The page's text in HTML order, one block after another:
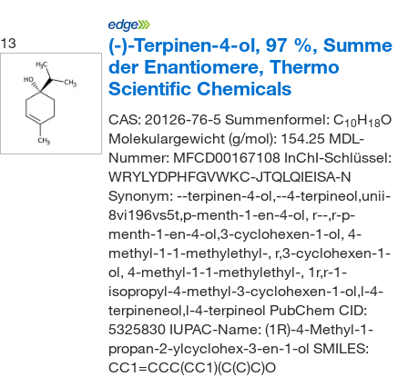
13
(-)-Terpinen-4-ol, 97 %, Summe
der Enantiomere, Thermo
Scientific Chemicals
CAS: 20126-76-5 Summenformel: C10H18O
Molekulargewicht (g/mol): 154.25 MDL-
Nummer: MFCD00167108 InChI-Schlüssel:
WRYLYDPHFGVWKC-JTQLQIEISA-N
Synonym: --terpinen-4-ol,--4-terpineol,unii-
8vi196vs5t,p-menth-1-en-4-ol, r--,r-p-
menth-1-en-4-ol,3-cyclohexen-1-ol, 4-
methyl-1-1-methylethyl-, r,3-cyclohexen-1-
ol, 4-methyl-1-1-methylethyl-, 1r,r-1-
isopropyl-4-methyl-3-cyclohexen-1-ol,l-4-
terpineneol,l-4-terpineol PubChem CID:
5325830 IUPAC-Name: (1R)-4-Methyl-1-
propan-2-ylcyclohex-3-en-1-ol SMILES:
CC1=CCC(CC1)(C(C)C)O